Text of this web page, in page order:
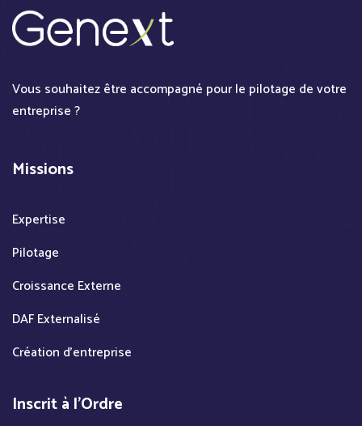
Vous souhaitez être accompagné pour le pilotage de votre
entreprise ?
Missions
Expertise
Pilotage
Croissance Externe
DAF Externalisé
Création d'entreprise
Inscrit à l'Ordre